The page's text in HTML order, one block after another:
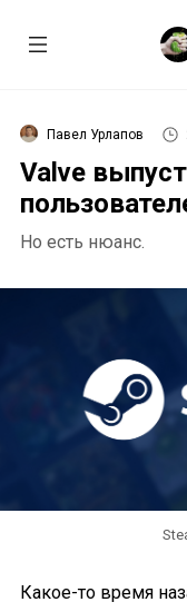
Павел Урлапов
Valve
Но есть нюанс.
Какое-то время